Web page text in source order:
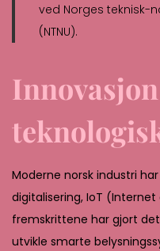
ved Norges teknisk-
(NTNU).
Moderne norsk industri
digitalisering, IoT
fremskrittene har gjort
utvikle smarte